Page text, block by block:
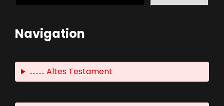
Navigation
.......... Altes Testament